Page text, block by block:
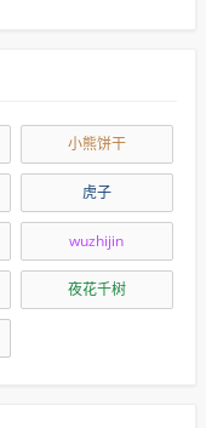
小熊饼干
虎子
wuzhijin
夜花千树